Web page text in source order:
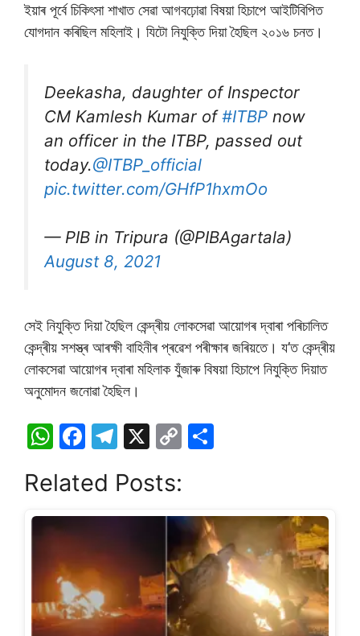
ইয়াৰ পূৰ্বে চিকিৎসা শাখাত সেৱা আগবঢ়োৱা বিষয়া হিচাপে আইটিবিপিত
যোগদান কৰিছিল মহিলাই। যিটো নিযুক্তি দিয়া হৈছিল ২০১৬ চনত।
Deekasha, daughter of Inspector
CM Kamlesh Kumar of#ITBP now
an officer in the ITBP, passed out
today.@ITBP_official
pic.twitter.com/GHfP1hxmOo
— PIB in Tripura (@PIBAgartala)
August 8, 2021
সেই নিযুক্তি দিয়া হৈছিল কেন্দ্ৰীয় লোকসেৱা আয়োগৰ দ্বাৰা পৰিচালিত
কেন্দ্ৰীয় সশস্ত্ৰ আৰক্ষী বাহিনীৰ প্ৰৱেশ পৰীক্ষাৰ জৰিয়তে। য’ত কেন্দ্ৰীয়
লোকসেৱা আয়োগৰ দ্বাৰা মহিলাক যুঁজাৰু বিষয়া হিচাপে নিযুক্তি দিয়াত
অনুমোদন জনোৱা হৈছিল।
W
at
s
A
p
p
F
c
e
b
o
o
k
T
e
gr
m
X
C
y
Li
n
k
e
Related Posts: